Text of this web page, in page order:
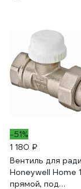
-51%
1 180 ₽
Вентиль для
Honeywell Home
прямой, под